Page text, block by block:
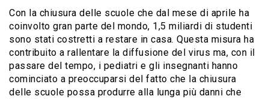
Con la chiusura delle scuole che dal mese di aprile ha
coinvolto gran parte del mondo, 1,5 miliardi di studenti
sono stati costretti a restare in casa. Questa misura ha
contribuito a rallentare la diffusione del virus ma, con il
passare del tempo, i pediatri e gli insegnanti hanno
cominciato a preoccuparsi del fatto che la chiusura
delle scuole possa produrre alla lunga più danni che